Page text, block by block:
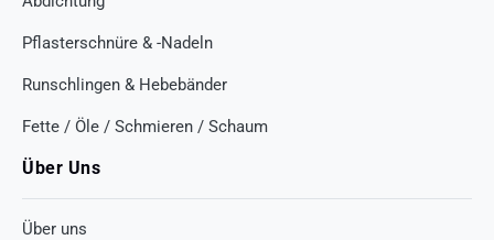
Pflasterschnüre & -Nadeln
Runschlingen & Hebebänder
Fette / Öle / Schmieren / Schaum
Über Uns
Über uns